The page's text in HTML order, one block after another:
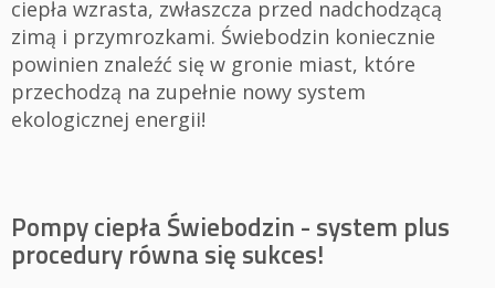
ciepła wzrasta, zwłaszcza przed nadchodzącą
zimą i przymrozkami. Świebodzin koniecznie
powinien znaleźć się w gronie miast, które
przechodzą na zupełnie nowy system
ekologicznej energii!
Pompy ciepła Świebodzin - system plus
procedury równa się sukces!